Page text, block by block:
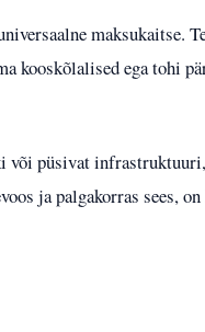
maksukaitse.
kooskõlalised ega tohi
püsivat
ja palgakorras sees,